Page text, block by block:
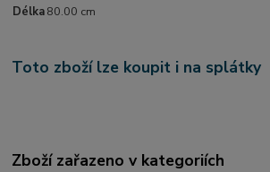
Délka80.00 cm
Toto zboží lze koupit i na splátky
Zboží zařazeno v kategoriích